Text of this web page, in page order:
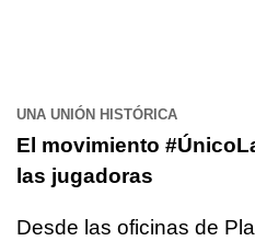
UNA UNIÓN HISTÓRICA
El movimiento
las jugadoras
Desde las oficinas de